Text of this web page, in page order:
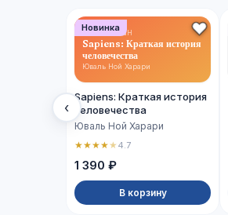
‹
Новинка
НОН-ФИКШН
Sapiens: Краткая история
человечества
Юваль Ной Харари
Sapiens: Краткая история
человечества
Юваль Ной Харари
★★★★★4.7
1 390 ₽
В корзину